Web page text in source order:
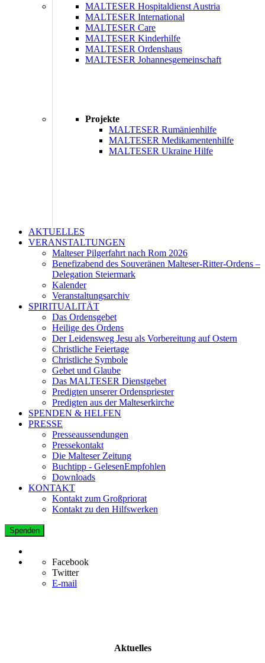
MALTESER Hospitaldienst Austria
MALTESER International
MALTESER Care
MALTESER Kinderhilfe
MALTESER Ordenshaus
MALTESER Johannesgemeinschaft
Projekte
MALTESER Rumänienhilfe
MALTESER Medikamentenhilfe
MALTESER Ukraine Hilfe
AKTUELLES
VERANSTALTUNGEN
Malteser Pilgerfahrt nach Rom 2026
Benefizabend des Souveränen Malteser-Ritter-Ordens –
Delegation Steiermark
Kalender
Veranstaltungsarchiv
SPIRITUALITÄT
Das Ordensgebet
Heilige des Ordens
Der Leidensweg Jesu als Vorbereitung auf Ostern
Christliche Feiertage
Christliche Symbole
Gebet und Glaube
Das MALTESER Dienstgebet
Predigten unserer Ordenspriester
Predigten aus der Malteserkirche
SPENDEN & HELFEN
PRESSE
Presseaussendungen
Pressekontakt
Die Malteser Zeitung
Buchtipp - GelesenEmpfohlen
Downloads
KONTAKT
Kontakt zum Großpriorat
Kontakt zu den Hilfswerken
Spenden
Facebook
Twitter
E-mail
Aktuelles